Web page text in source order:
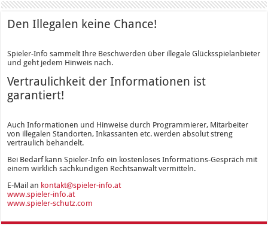
Den Illegalen keine Chance!
Spieler-Info sammelt Ihre Beschwerden über illegale Glücksspielanbieter
und geht jedem Hinweis nach.
Vertraulichkeit der Informationen ist
garantiert!
Auch Informationen und Hinweise durch Programmierer, Mitarbeiter
von illegalen Standorten, Inkassanten etc. werden absolut streng
vertraulich behandelt.
Bei Bedarf kann Spieler-Info ein kostenloses Informations-Gespräch mit
einem wirklich sachkundigen Rechtsanwalt vermitteln.
E-Mail an kontakt@spieler-info.at
www.spieler-info.at
www.spieler-schutz.com